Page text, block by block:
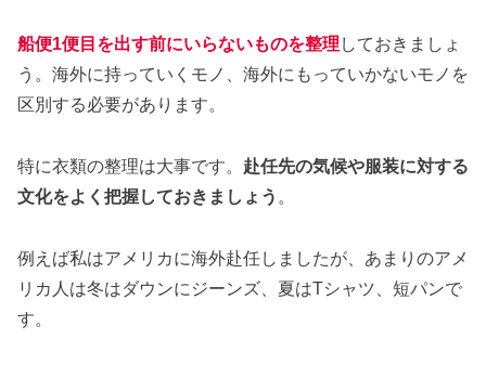
船便1便目を出す前にいらないものを整理 しておきましょ
う。海外に持っていくモノ、海外にもっていかないモノを
区別する必要があります。
特に衣類の整理は大事です。 赴任先の気候や服装に対する
文化をよく把握しておきましょう 。
例えば私はアメリカに海外赴任しましたが、あまりのアメ
リカ人は冬はダウンにジーンズ、夏はTシャツ、短パンで
す。